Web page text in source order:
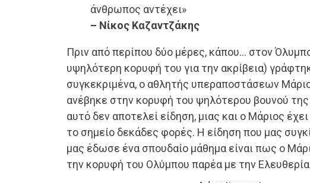
άνθρωπος αντέχει»
– Νίκος Καζαντζάκης
Πριν από περίπου δύο μέρες, κάπου… στον
υψηλότερη κορυφή του για την ακρίβεια)
συγκεκριμένα, ο αθλητής υπεραποστάσεων
ανέβηκε στην κορυφή του ψηλότερου βουνού
αυτό δεν αποτελεί είδηση, μιας και ο Μάριος
το σημείο δεκάδες φορές. Η είδηση που μας
μας έδωσε ένα σπουδαίο μάθημα είναι πως ο
την κορυφή του Ολύμπου παρέα με την